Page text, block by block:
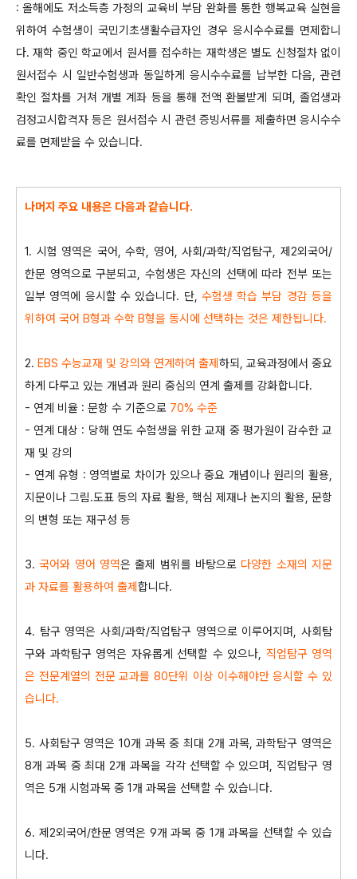
: 올해에도 저소득층 가정의 교육비 부담 완화를 통한 행복교육 실현을
위하여 수험생이 국민기초생활수급자인 경우 응시수수료를 면제합니
다. 재학 중인 학교에서 원서를 접수하는 재학생은 별도 신청절차 없이
원서접수 시 일반수험생과 동일하게 응시수수료를 납부한 다음, 관련
확인 절차를 거쳐 개별 계좌 등을 통해 전액 환불받게 되며, 졸업생과
검정고시합격자 등은 원서접수 시 관련 증빙서류를 제출하면 응시수수
료를 면제받을 수 있습니다.
나머지 주요 내용은 다음과 같습니다.
1. 시험 영역은 국어, 수학, 영어, 사회/과학/직업탐구, 제2외국어/
한문 영역으로 구분되고, 수험생은 자신의 선택에 따라 전부 또는
일부 영역에 응시할 수 있습니다. 단, 수험생 학습 부담 경감 등을
위하여 국어 B형과 수학 B형을 동시에 선택하는 것은 제한됩니다.
​2. EBS 수능교재 및 강의와 연계하여 출제하되, 교육과정에서 중요
하게 다루고 있는 개념과 원리 중심의 연계 출제를 강화합니다.
- 연계 비율 : 문항 수 기준으로 70% 수준
​- 연계 대상 : 당해 연도 수험생을 위한 교재 중 평가원이 감수한 교
재 및 강의
​- 연계 유형 : 영역별로 차이가 있으나 중요 개념이나 원리의 활용,
지문이나 그림․도표 등의 자료 활용, 핵심 제재나 논지의 활용, 문항
의 변형 또는 재구성 등
3.국어와 영어 영역은 출제 범위를 바탕으로 다양한 소재의 지문
과 자료를 활용하여 출제합니다.
4. 탐구 영역은 사회/과학/직업탐구 영역으로 이루어지며, 사회탐
구와 과학탐구 영역은 자유롭게 선택할 수 있으나, 직업탐구 영역
은 전문계열의 전문 교과를 80단위 이상 이수해야만 응시할 수 있
습니다.
5. 사회탐구 영역은 10개 과목 중 최대 2개 과목, 과학탐구 영역은
8개 과목 중 최대 2개 과목을 각각 선택할 수 있으며, 직업탐구 영
역은 5개 시험과목 중 1개 과목을 선택할 수 있습니다.
6. 제2외국어/한문 영역은 9개 과목 중 1개 과목을 선택할 수 있습
니다.